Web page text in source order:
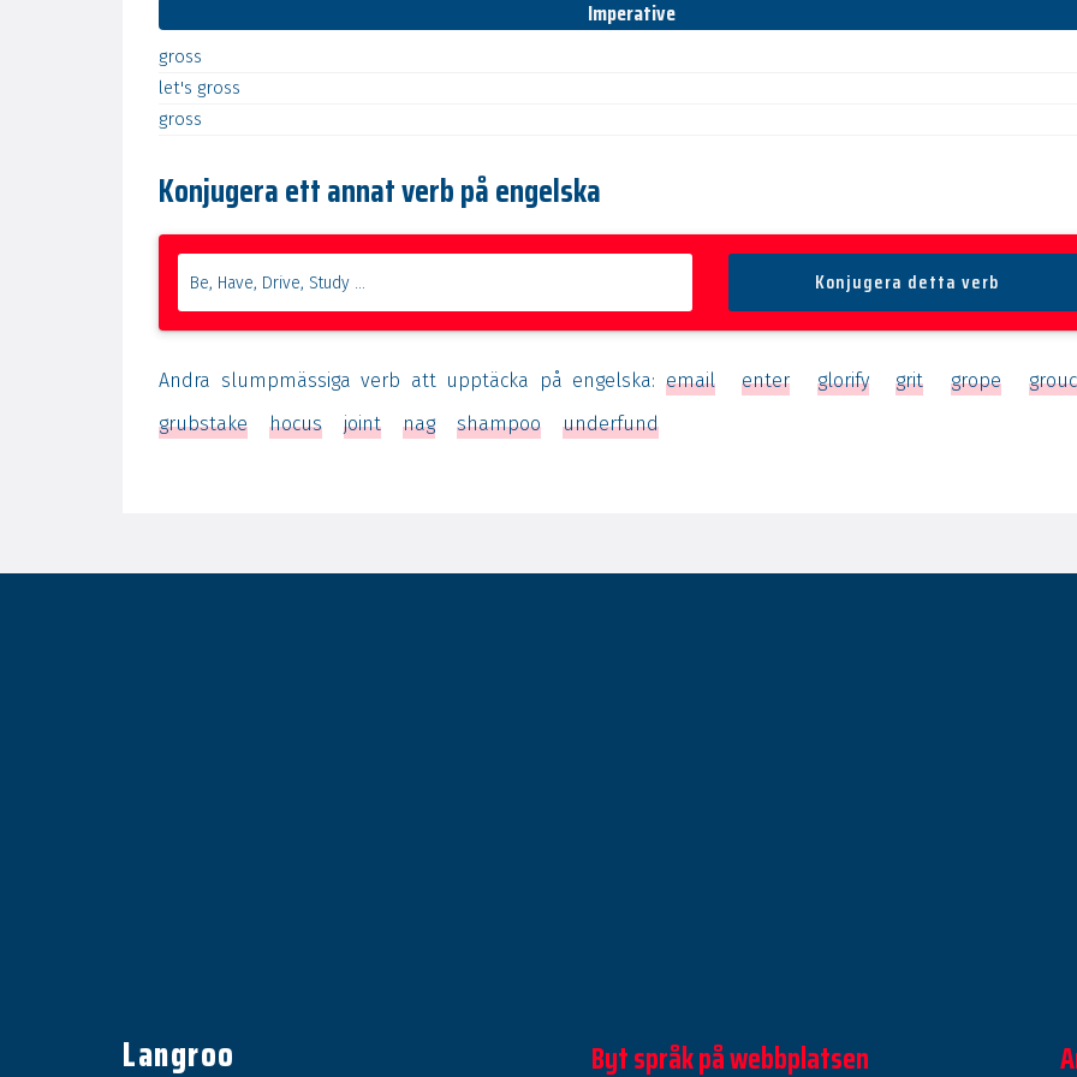
Imperative
gross
let's gross
gross
Konjugera ett annat verb på engelska
Andra slumpmässiga verb att upptäcka på engelska: email enter glorify grit grope
grubstake
hocus joint nag shampoo underfund
Langroo Byt språk på webbplatsen